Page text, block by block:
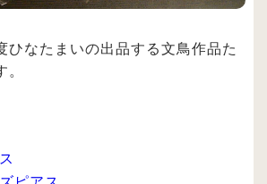
ひなたまいの出品する文鳥作品た